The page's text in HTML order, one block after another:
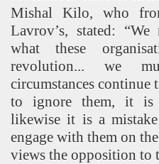
Mishal Kilo, who
Lavrov’s, stated:
what these
revolution... we
circumstances continue
to ignore them, it is
likewise it is a
engage with them on
views the opposition to